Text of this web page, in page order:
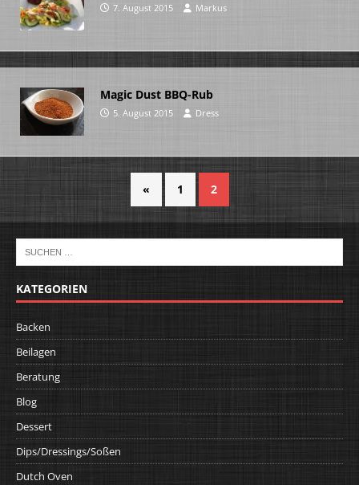
7. August 2015 Markus
Magic Dust BBQ-Rub
5. August 2015 Dress
« 1 2
KATEGORIEN
Backen
Beilagen
Beratung
Blog
Dessert
Dips/Dressings/Soßen
Dutch Oven